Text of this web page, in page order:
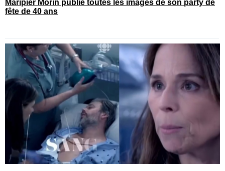
Maripier Morin publie toutes les images de son party de
fête de 40 ans